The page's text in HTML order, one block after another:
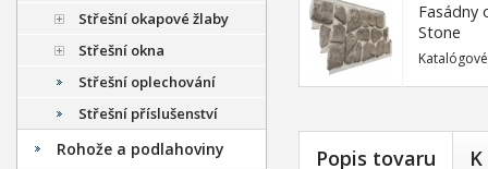
Fasádny
Stone
Popis tovaru
Střešní okapové žlaby
Střešní okna
Střešní oplechování
Střešní příslušenství
Rohože a podlahoviny